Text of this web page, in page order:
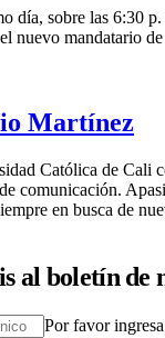
día, sobre las 6:30 p.
nuevo mandatario
Martínez
Católica de Cali
comunicación.
en busca de
al boletín de
Por favor